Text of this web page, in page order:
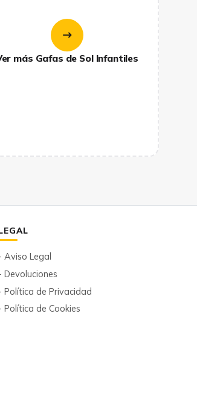
más Gafas de Sol Infantiles
Aviso Legal
Devoluciones
Política de Privacidad
Política de Cookies